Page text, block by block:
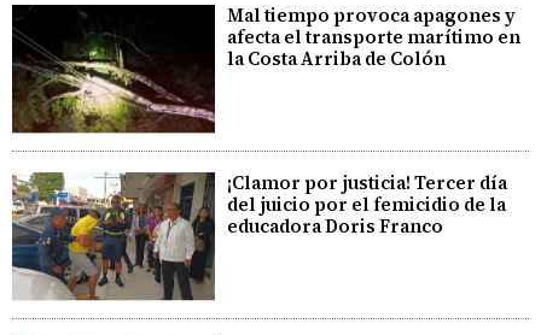
Mal tiempo provoca apagones y
afecta el transporte marítimo en
la Costa Arriba de Colón
¡Clamor por justicia! Tercer día
del juicio por el femicidio de la
educadora Doris Franco